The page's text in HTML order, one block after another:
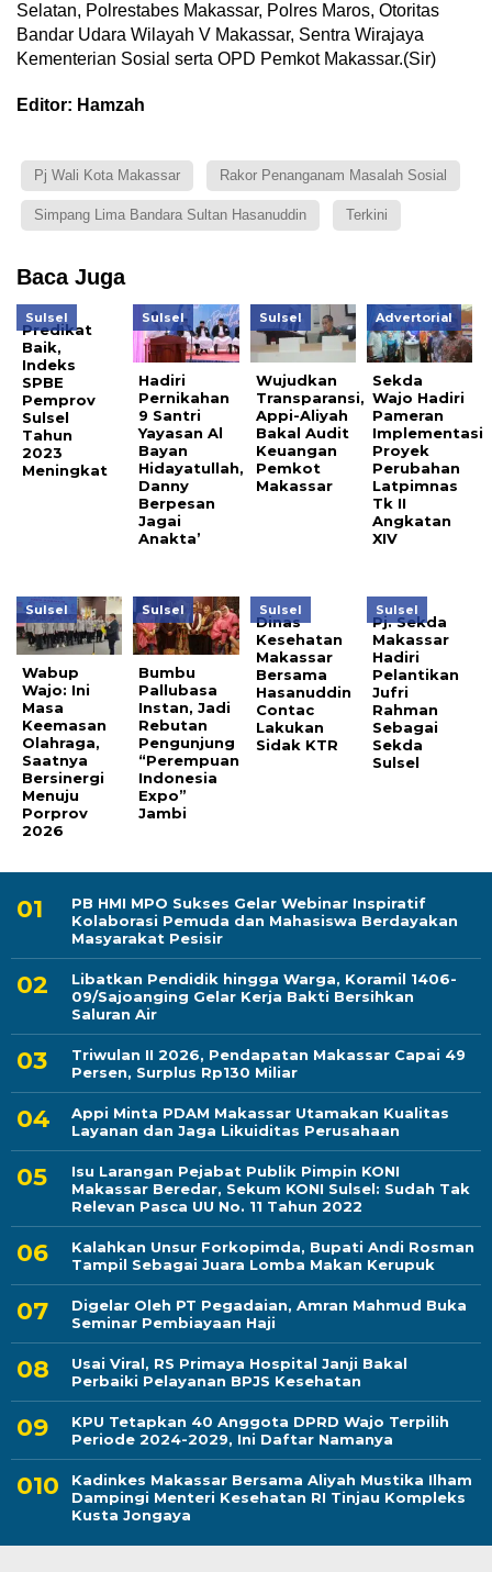
Selatan, Polrestabes Makassar, Polres Maros, Otoritas
Bandar Udara Wilayah V Makassar, Sentra Wirajaya
Kementerian Sosial serta OPD Pemkot Makassar.(Sir)
Editor: Hamzah
Pj Wali Kota Makassar Rakor Penanganam Masalah Sosial
Simpang Lima Bandara Sultan Hasanuddin Terkini
Baca Juga
Sulsel
Predikat
Baik,
Indeks
SPBE
Pemprov
Sulsel
Tahun
2023
Meningkat
Sulsel
Hadiri
Pernikahan
9 Santri
Yayasan Al
Bayan
Hidayatullah,
Danny
Berpesan
Jagai
Anakta’
Sulsel
Wujudkan
Transparansi,
Appi-Aliyah
Bakal Audit
Keuangan
Pemkot
Makassar
Advertorial
Sekda
Wajo Hadiri
Pameran
Implementasi
Proyek
Perubahan
Latpimnas
Tk II
Angkatan
XIV
Sulsel
Wabup
Wajo: Ini
Masa
Keemasan
Olahraga,
Saatnya
Bersinergi
Menuju
Porprov
2026
Sulsel
Bumbu
Pallubasa
Instan, Jadi
Rebutan
Pengunjung
“Perempuan
Indonesia
Expo”
Jambi
Sulsel
Dinas
Kesehatan
Makassar
Bersama
Hasanuddin
Contac
Lakukan
Sidak KTR
Sulsel
Pj. Sekda
Makassar
Hadiri
Pelantikan
Jufri
Rahman
Sebagai
Sekda
Sulsel
PB HMI MPO Sukses Gelar Webinar Inspiratif
Kolaborasi Pemuda dan Mahasiswa Berdayakan
Masyarakat Pesisir
Libatkan Pendidik hingga Warga, Koramil 1406-
09/Sajoanging Gelar Kerja Bakti Bersihkan
Saluran Air
Triwulan II 2026, Pendapatan Makassar Capai 49
Persen, Surplus Rp130 Miliar
Appi Minta PDAM Makassar Utamakan Kualitas
Layanan dan Jaga Likuiditas Perusahaan
Isu Larangan Pejabat Publik Pimpin KONI
Makassar Beredar, Sekum KONI Sulsel: Sudah Tak
Relevan Pasca UU No. 11 Tahun 2022
Kalahkan Unsur Forkopimda, Bupati Andi Rosman
Tampil Sebagai Juara Lomba Makan Kerupuk
Digelar Oleh PT Pegadaian, Amran Mahmud Buka
Seminar Pembiayaan Haji
Usai Viral, RS Primaya Hospital Janji Bakal
Perbaiki Pelayanan BPJS Kesehatan
KPU Tetapkan 40 Anggota DPRD Wajo Terpilih
Periode 2024-2029, Ini Daftar Namanya
Kadinkes Makassar Bersama Aliyah Mustika Ilham
Dampingi Menteri Kesehatan RI Tinjau Kompleks
Kusta Jongaya